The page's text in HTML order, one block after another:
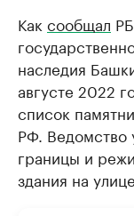
Как сообщал
наследия
августе 2022
список
РФ. Ведомство
границы и
здания на